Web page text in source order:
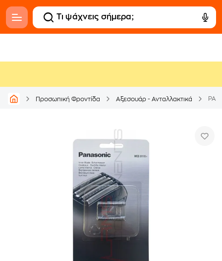
Προσωπική Φροντίδα Αξεσουάρ - Ανταλλακτικά